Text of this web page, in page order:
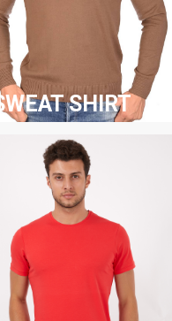
SWEAT SHIRT